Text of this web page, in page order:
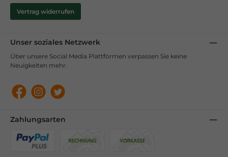
Vertrag widerrufen
Unser soziales Netzwerk
Über unsere Social Media Plattformen verpassen Sie keine
Neuigkeiten mehr.
FacebookInstagram
Twitter
Zahlungsarten